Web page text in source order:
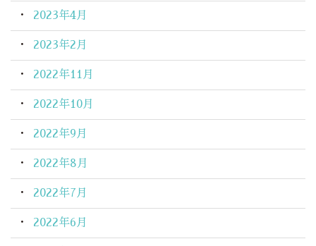
2023年4月
2023年2月
2022年11月
2022年10月
2022年9月
2022年8月
2022年7月
2022年6月